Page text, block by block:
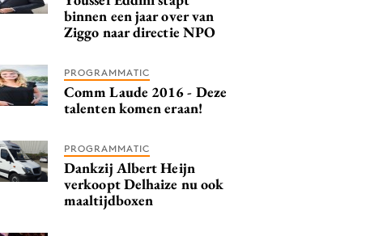
binnen een jaar over van
Ziggo naar directie NPO
PROGRAMMATIC
Comm Laude 2016 - Deze
talenten komen eraan!
PROGRAMMATIC
Dankzij Albert Heijn
verkoopt Delhaize nu ook
maaltijdboxen